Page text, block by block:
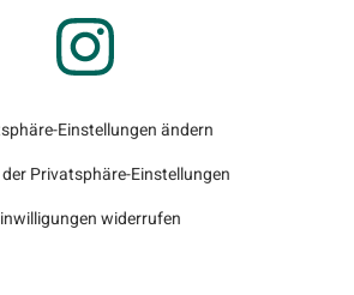
Einstellungen ändern
Privatsphäre-Einstellungen
widerrufen